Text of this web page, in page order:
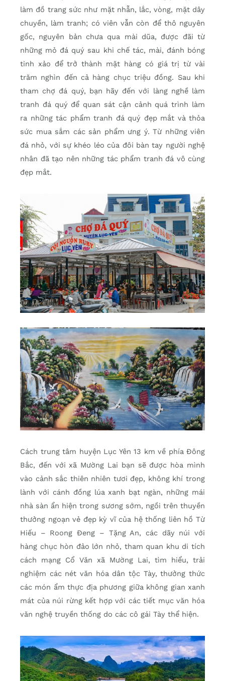
làm đồ trang sức như mặt nhẫn, lắc, vòng, mặt dây
chuyền, làm tranh; có viên vẫn còn để thô nguyên
gốc, nguyên bản chưa qua mài dũa, được đãi từ
những mỏ đá quý sau khi chế tác, mài, đánh bóng
tinh xảo để trở thành mặt hàng có giá trị từ vài
trăm nghìn đến cả hàng chục triệu đồng. Sau khi
tham chợ đá quý, bạn hãy đến với làng nghề làm
tranh đá quý để quan sát cận cảnh quá trình làm
ra những tác phẩm tranh đá quý đẹp mắt và thỏa
sức mua sắm các sản phẩm ưng ý. Từ những viên
đá nhỏ, với sự khéo léo của đôi bàn tay người nghệ
nhân đã tạo nên những tác phẩm tranh đá vô cùng
đẹp mắt.
Cách trung tâm huyện Lục Yên 13 km về phía Đông
Bắc, đến với xã Mường Lai bạn sẽ được hòa mình
vào cảnh sắc thiên nhiên tươi đẹp, không khí trong
lành với cánh đồng lúa xanh bạt ngàn, những mái
nhà sàn ẩn hiện trong sương sớm, ngồi trên thuyền
thưởng ngoạn vẻ đẹp kỳ vĩ của hệ thống liên hồ Từ
Hiếu – Roong Đeng – Tặng An, các dãy núi với
hàng chục hòn đảo lớn nhỏ, tham quan khu di tích
cách mạng Cổ Văn xã Mường Lai, tìm hiểu, trải
nghiệm các nét văn hóa dân tộc Tày, thưởng thức
các món ẩm thực địa phương giữa không gian xanh
mát của núi rừng kết hợp với các tiết mục văn hóa
văn nghệ truyền thống do các cô gái Tày thể hiện.